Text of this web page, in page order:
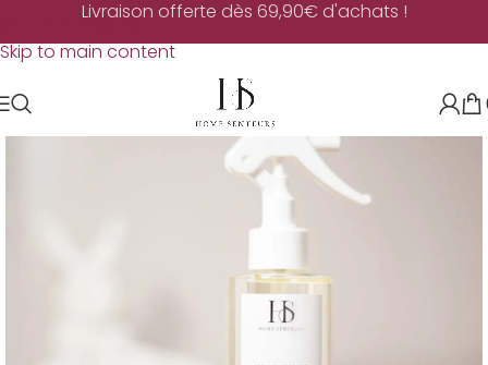
Skip to navigation
Skip to main content
Livraison offerte dès 69,90€ d'achats !